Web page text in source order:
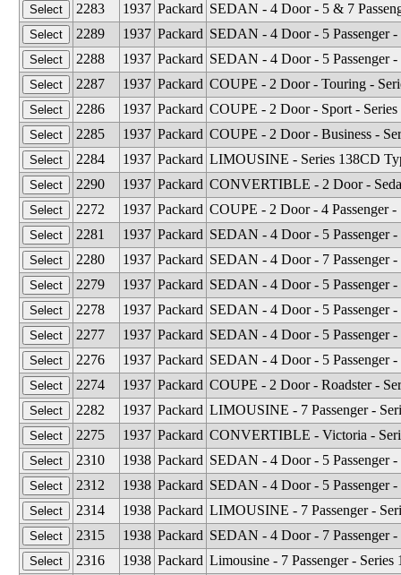
2283
1937 Packard SEDAN - 4 Door - 5 & 7
2289
1937 Packard SEDAN - 4 Door - 5 Passenger
2288
1937 Packard SEDAN - 4 Door - 5 Passenger
2287
1937 Packard COUPE - 2 Door - Touring -
2286
1937 Packard COUPE - 2 Door - Sport -
2285
1937 Packard COUPE - 2 Door - Business -
2284
1937 Packard LIMOUSINE - Series 138CD
2290
1937 Packard CONVERTIBLE - 2 Door -
2272
1937 Packard COUPE - 2 Door - 4 Passenger
2281
1937 Packard SEDAN - 4 Door - 5 Passenger -
2280
1937 Packard SEDAN - 4 Door - 7 Passenger
2279
1937 Packard SEDAN - 4 Door - 5 Passenger
2278
1937 Packard SEDAN - 4 Door - 5 Passenger
2277
1937 Packard SEDAN - 4 Door - 5 Passenger
2276
1937 Packard SEDAN - 4 Door - 5 Passenger
2274
1937 Packard COUPE - 2 Door - Roadster -
2282
1937 Packard LIMOUSINE - 7 Passenger -
2275
1937 Packard CONVERTIBLE - Victoria -
2310
1938 Packard SEDAN - 4 Door - 5 Passenger
2312
1938 Packard SEDAN - 4 Door - 5 Passenger
2314
1938 Packard LIMOUSINE - 7 Passenger -
2315
1938 Packard SEDAN - 4 Door - 7 Passenger
2316
1938 Packard Limousine - 7 Passenger -